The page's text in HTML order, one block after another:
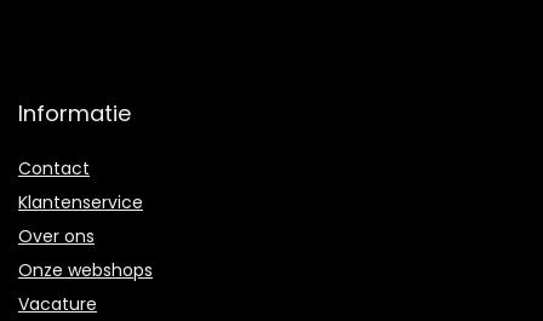
Informatie
Contact
Klantenservice
Over ons
Onze webshops
Vacature